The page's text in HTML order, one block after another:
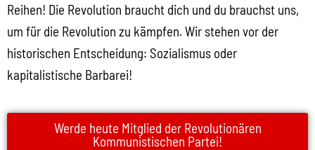
Reihen! Die Revolution braucht dich und du brauchst uns,
um für die Revolution zu kämpfen. Wir stehen vor der
historischen Entscheidung: Sozialismus oder
kapitalistische Barbarei!
Werde heute Mitglied der Revolutionären
Kommunistischen Partei!